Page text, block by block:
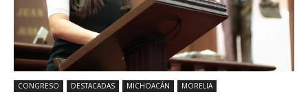
CONGRESO DESTACADAS MICHOACÁN MORELIA